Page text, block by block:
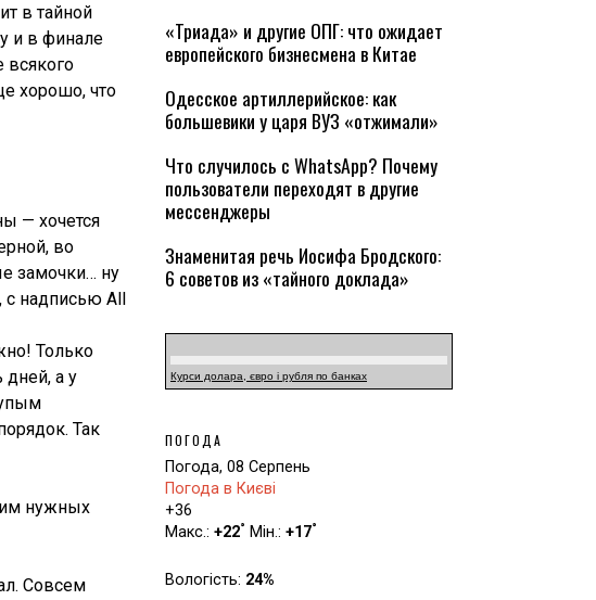
в тайной
и в финале
всякого
хорошо, что
— хочется
во
замочки… ну
надписью All
Только
а у
Так
нужных
Совсем
«Триада» и другие ОПГ: что ожидает
европейского бизнесмена в Китае
Одесское артиллерийское: как
большевики у царя ВУЗ «отжимали»
Что случилось с WhatsApp? Почему
пользователи переходят в другие
мессенджеры
Знаменитая речь Иосифа Бродского:
6 советов из «тайного доклада»
Курси долара, євро і рубля по банках
ПОГОДА
Погода, 08 Серпень
Погода в Києві
+36
Макс.: +22° Мін.: +17°
Вологість: 24%